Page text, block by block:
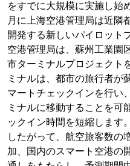
をすでに大規模に実施し始
月に上海空港管理局は近隣
開発する新しいパイロット
空港管理局は、蘇州工業園
市ターミナルプロジェクト
ミナルは、都市の旅行者が
マートチェックインを行い
ミナルに移動することを可
ックイン時間を短縮します。
したがって、航空旅客数の
加、国内のスマート空港の